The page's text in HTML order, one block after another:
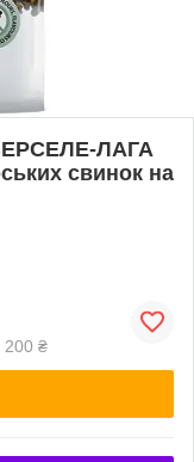
ЛАГА
свинок на
200 ₴